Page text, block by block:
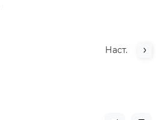
Наст.